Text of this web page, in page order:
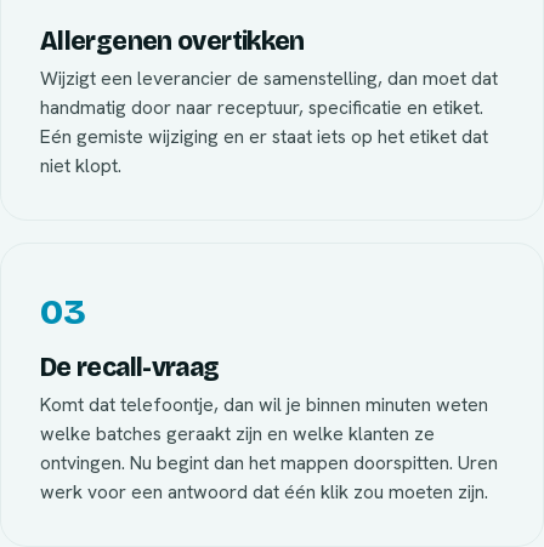
Allergenen overtikken
Wijzigt een leverancier de samenstelling, dan moet dat
handmatig door naar receptuur, specificatie en etiket.
Eén gemiste wijziging en er staat iets op het etiket dat
niet klopt.
03
De recall-vraag
Komt dat telefoontje, dan wil je binnen minuten weten
welke batches geraakt zijn en welke klanten ze
ontvingen. Nu begint dan het mappen doorspitten. Uren
werk voor een antwoord dat één klik zou moeten zijn.